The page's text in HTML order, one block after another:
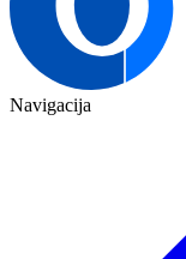
Navigacija